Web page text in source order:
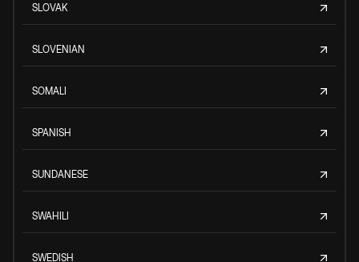
SLOVAK
SLOVENIAN
SOMALI
SPANISH
SUNDANESE
SWAHILI
SWEDISH